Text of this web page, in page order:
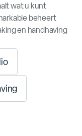
wat u kunt
beheert
en handhaving
io
ving